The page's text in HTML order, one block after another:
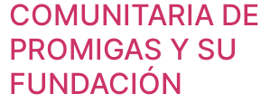
COMUNITARIA DE
PROMIGAS Y SU
FUNDACIÓN